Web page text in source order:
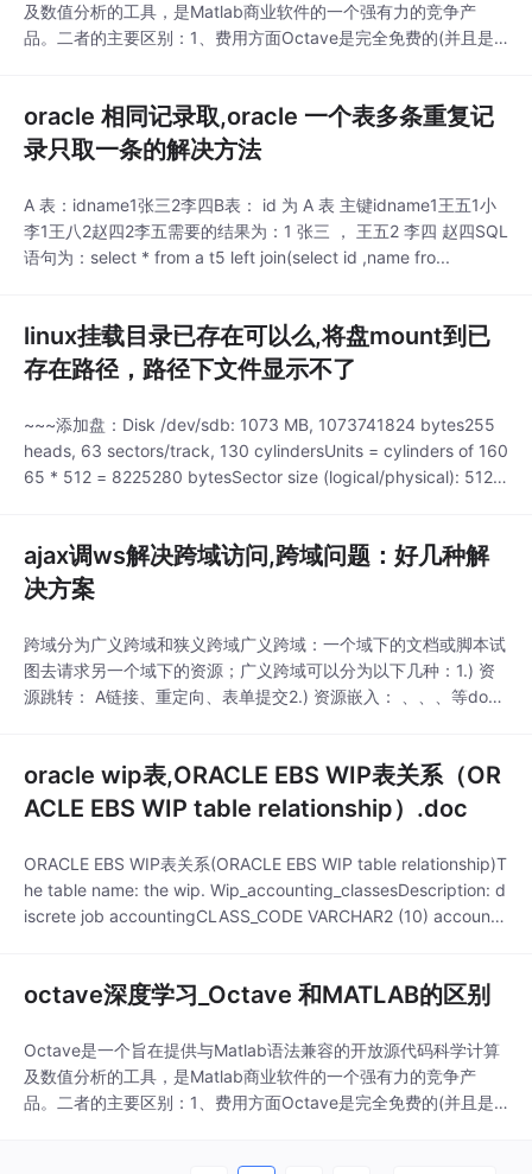
及数值分析的工具，是Matlab商业软件的一个强有力的竞争产
品。二者的主要区别：1、费用方面Octave是完全免费的(并且是
正版，也可以在MathWorks官方网站上获得很多非常有价值的资
源。2、占用空间Oc
oracle 相同记录取,oracle 一个表多条重复记
录只取一条的解决方法
A 表：idname1张三2李四B表： id 为 A 表 主键idname1王五1小
李1王八2赵四2李五需要的结果为：1 张三 ， 王五2 李四 赵四SQL
语句为：select * from a t5 left join(select id ,name fro...
linux挂载目录已存在可以么,将盘mount到已
存在路径，路径下文件显示不了
~~~添加盘：Disk /dev/sdb: 1073 MB, 1073741824 bytes255
heads, 63 sectors/track, 130 cylindersUnits = cylinders of 160
65 * 512 = 8225280 bytesSector size (logical/physical): 512 b
ajax调ws解决跨域访问,跨域问题：好几种解
决方案
跨域分为广义跨域和狭义跨域广义跨域：一个域下的文档或脚本试
图去请求另一个域下的资源；广义跨域可以分为以下几种：1.) 资
源跳转： A链接、重定向、表单提交2.) 资源嵌入： 、、、等dom
域：我们通常所说的跨域是指狭义跨域，也就是同源策咯
oracle wip表,ORACLE EBS WIP表关系（OR
ACLE EBS WIP table relationship）.doc
ORACLE EBS WIP表关系(ORACLE EBS WIP table relationship)T
he table name: the wip. Wip_accounting_classesDescription: d
iscrete job accountingCLASS_CODE VARCHAR2 (10) account
octave深度学习_Octave 和MATLAB的区别
Octave是一个旨在提供与Matlab语法兼容的开放源代码科学计算
及数值分析的工具，是Matlab商业软件的一个强有力的竞争产
品。二者的主要区别：1、费用方面Octave是完全免费的(并且是